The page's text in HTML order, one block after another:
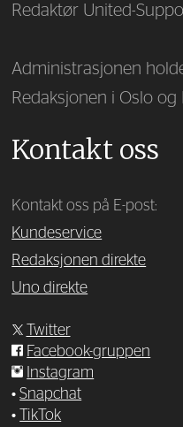
Redaktør United-
Administrasjonen
Redaksjonen i Oslo og
Kontakt oss
Kontakt oss på E-post:
Kundeservice
Redaksjonen direkte
Uno direkte
Twitter
Facebook-gruppen
Instagram
•Snapchat
•
TikTok